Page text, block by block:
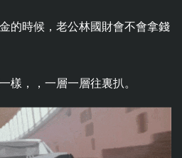
的時候，老公林國財會不會拿錢
樣，，一層一層往裏扒。